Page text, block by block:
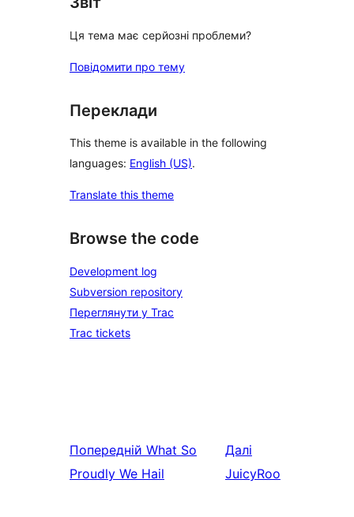
Ця тема має серйозні проблеми?
Повідомити про тему
Переклади
This theme is available in the following
languages: English (US).
Translate this theme
Browse the code
Development log
Subversion repository
Переглянути у Trac
Trac tickets
Попередній What So
Proudly We Hail
Далі
JuicyRoo